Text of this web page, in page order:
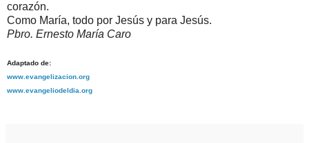
corazón.
Como María, todo por Jesús y para Jesús.
Pbro. Ernesto María Caro
Adaptado de:
www.evangelizacion.org
www.evangeliodeldia.org